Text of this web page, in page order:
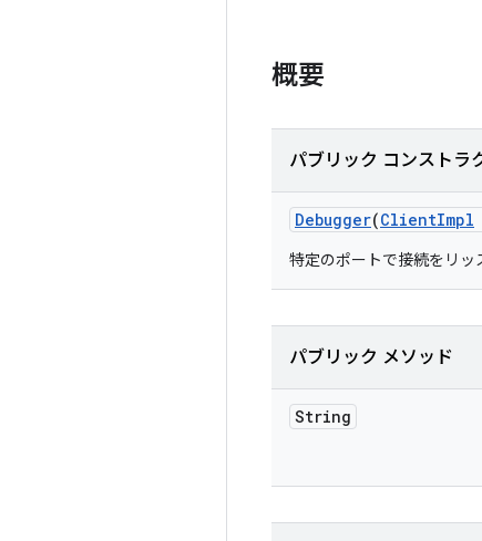
概要
パブリック コンストラ
Debugger(ClientImpl
特定のポートで接続をリッ
パブリック メソッド
String